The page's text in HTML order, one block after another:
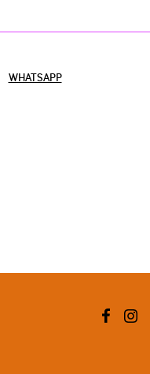
WHATSAPP